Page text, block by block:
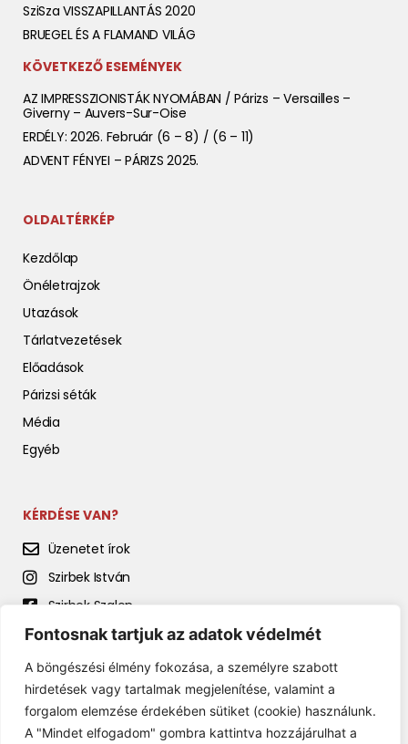
Fontosnak tartjuk az adatok védelmét
A böngészési élmény fokozása, a személyre szabott
hirdetések vagy tartalmak megjelenítése, valamint a
forgalom elemzése érdekében sütiket (cookie) használunk.
A "Mindet elfogadom" gombra kattintva hozzájárulhat a
SziSza VISSZAPILLANTÁS 2020
BRUEGEL ÉS A FLAMAND VILÁG
KÖVETKEZŐ ESEMÉNYEK
AZ IMPRESSZIONISTÁK NYOMÁBAN / Párizs – Versailles –
Giverny – Auvers-Sur-Oise
ERDÉLY: 2026. Február (6 – 8) / (6 – 11)
ADVENT FÉNYEI – PÁRIZS 2025.
OLDALTÉRKÉP
Kezdőlap
Önéletrajzok
Utazások
Tárlatvezetések
Előadások
Párizsi séták
Média
Egyéb
KÉRDÉSE VAN?
Üzenetet írok
Szirbek István
Szirbek Szalon
Szirbek István előadásai